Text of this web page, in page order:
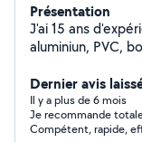
Présentation
J'ai 15 ans
aluminiun, PVC,
stores...
Dernier avis
Il y a plus de 6 mois
Je recommande